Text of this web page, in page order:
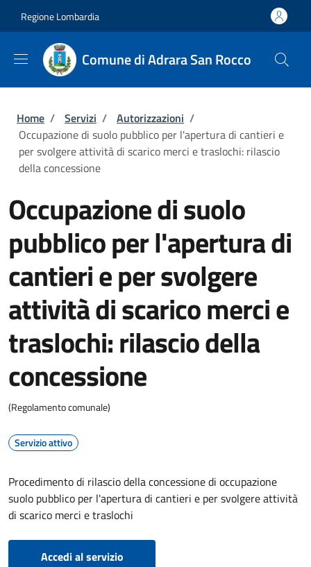
Regione Lombardia
Comune di Adrara San Rocco
Briciole di pane
Home / Servizi / Autorizzazioni /
Occupazione di suolo pubblico per l'apertura di cantieri e
per svolgere attività di scarico merci e traslochi: rilascio
della concessione
Occupazione di suolo
pubblico per l'apertura di
cantieri e per svolgere
attività di scarico merci e
traslochi: rilascio della
concessione
(Regolamento comunale)
Servizio attivo
Procedimento di rilascio della concessione di occupazione
suolo pubblico per l'apertura di cantieri e per svolgere attività
di scarico merci e traslochi
Accedi al servizio